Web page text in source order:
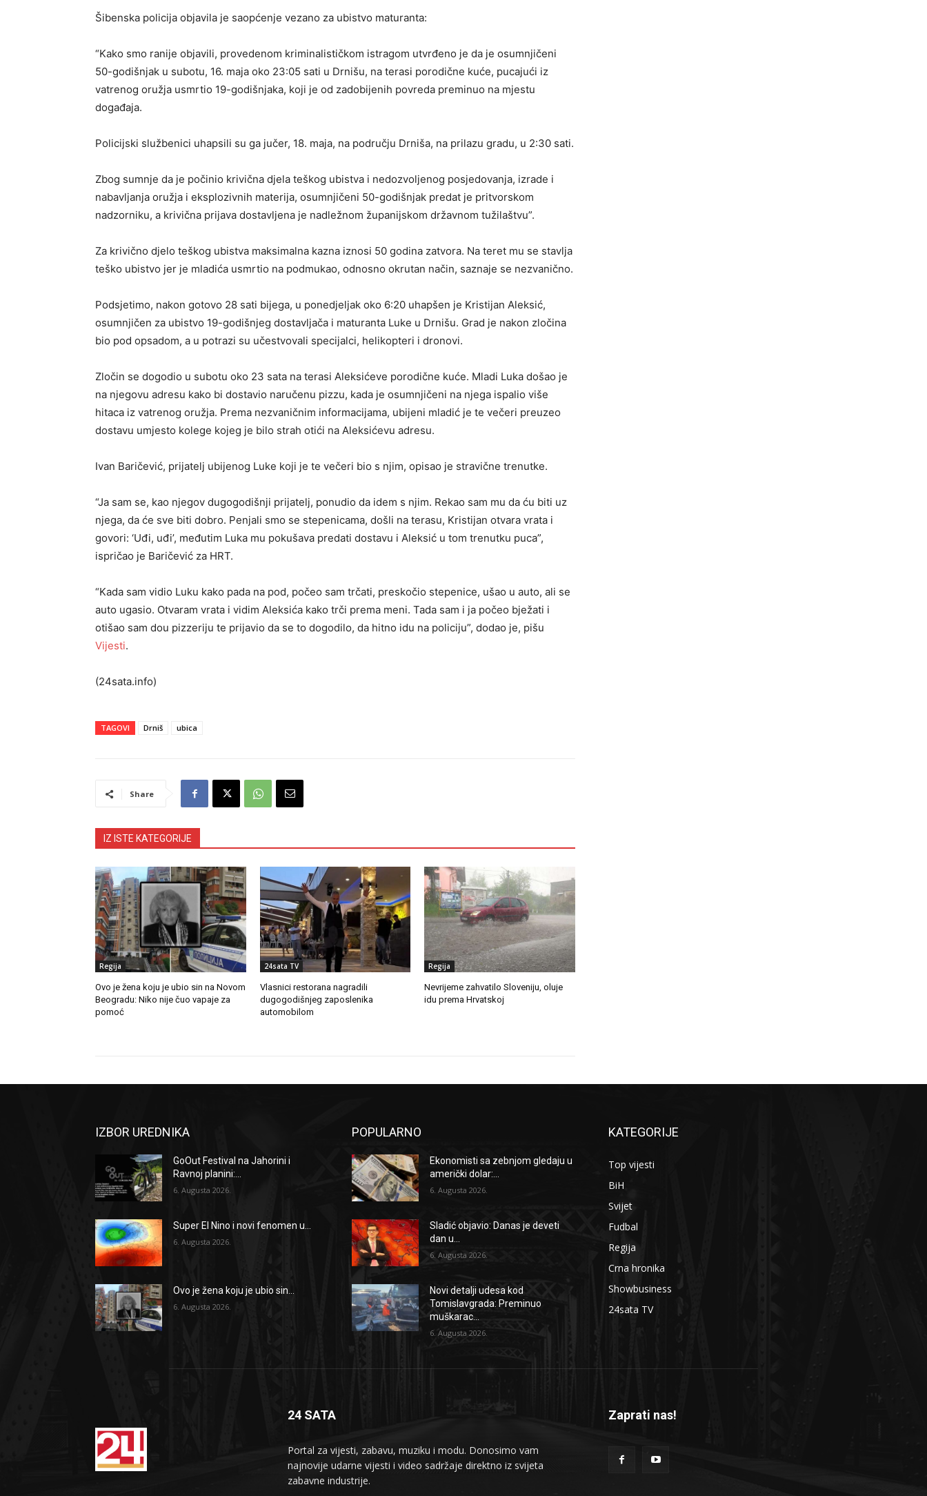
Šibenska policija objavila je saopćenje vezano za ubistvo maturanta:
“Kako smo ranije objavili, provedenom kriminalističkom istragom utvrđeno je da je osumnjičeni
50-godišnjak u subotu, 16. maja oko 23:05 sati u Drnišu, na terasi porodične kuće, pucajući iz
vatrenog oružja usmrtio 19-godišnjaka, koji je od zadobijenih povreda preminuo na mjestu
događaja.
Policijski službenici uhapsili su ga jučer, 18. maja, na području Drniša, na prilazu gradu, u 2:30 sati.
Zbog sumnje da je počinio krivična djela teškog ubistva i nedozvoljenog posjedovanja, izrade i
nabavljanja oružja i eksplozivnih materija, osumnjičeni 50-godišnjak predat je pritvorskom
nadzorniku, a krivična prijava dostavljena je nadležnom županijskom državnom tužilaštvu”.
Za krivično djelo teškog ubistva maksimalna kazna iznosi 50 godina zatvora. Na teret mu se stavlja
teško ubistvo jer je mladića usmrtio na podmukao, odnosno okrutan način, saznaje se nezvanično.
Podsjetimo, nakon gotovo 28 sati bijega, u ponedjeljak oko 6:20 uhapšen je Kristijan Aleksić,
osumnjičen za ubistvo 19-godišnjeg dostavljača i maturanta Luke u Drnišu. Grad je nakon zločina
bio pod opsadom, a u potrazi su učestvovali specijalci, helikopteri i dronovi.
Zločin se dogodio u subotu oko 23 sata na terasi Aleksićeve porodične kuće. Mladi Luka došao je
na njegovu adresu kako bi dostavio naručenu pizzu, kada je osumnjičeni na njega ispalio više
hitaca iz vatrenog oružja. Prema nezvaničnim informacijama, ubijeni mladić je te večeri preuzeo
dostavu umjesto kolege kojeg je bilo strah otići na Aleksićevu adresu.
Ivan Baričević, prijatelj ubijenog Luke koji je te večeri bio s njim, opisao je stravične trenutke.
“Ja sam se, kao njegov dugogodišnji prijatelj, ponudio da idem s njim. Rekao sam mu da ću biti uz
njega, da će sve biti dobro. Penjali smo se stepenicama, došli na terasu, Kristijan otvara vrata i
govori: ‘Uđi, uđi’, međutim Luka mu pokušava predati dostavu i Aleksić u tom trenutku puca”,
ispričao je Baričević za HRT.
“Kada sam vidio Luku kako pada na pod, počeo sam trčati, preskočio stepenice, ušao u auto, ali se
auto ugasio. Otvaram vrata i vidim Aleksića kako trči prema meni. Tada sam i ja počeo bježati i
otišao sam dou pizzeriju te prijavio da se to dogodilo, da hitno idu na policiju”, dodao je, pišu
Vijesti.
(24sata.info)
TAGOVI Drniš ubica
Share
IZ ISTE KATEGORIJE
Regija
Ovo je žena koju je ubio sin na Novom
Beogradu: Niko nije čuo vapaje za
pomoć
24sata TV
Vlasnici restorana nagradili
dugogodišnjeg zaposlenika
automobilom
Regija
Nevrijeme zahvatilo Sloveniju, oluje
idu prema Hrvatskoj
IZBOR UREDNIKA
GoOut Festival na Jahorini i
Ravnoj planini:...
6. Augusta 2026.
Super El Nino i novi fenomen u...
6. Augusta 2026.
Ovo je žena koju je ubio sin...
6. Augusta 2026.
POPULARNO
Ekonomisti sa zebnjom gledaju u
američki dolar:...
6. Augusta 2026.
Sladić objavio: Danas je deveti
dan u...
6. Augusta 2026.
Novi detalji udesa kod
Tomislavgrada: Preminuo
muškarac...
6. Augusta 2026.
KATEGORIJE
Top vijesti
BiH
Svijet
Fudbal
Regija
Crna hronika
Showbusiness
24sata TV
24 SATA
Portal za vijesti, zabavu, muziku i modu. Donosimo vam
najnovije udarne vijesti i video sadržaje direktno iz svijeta
zabavne industrije.
Zaprati nas!